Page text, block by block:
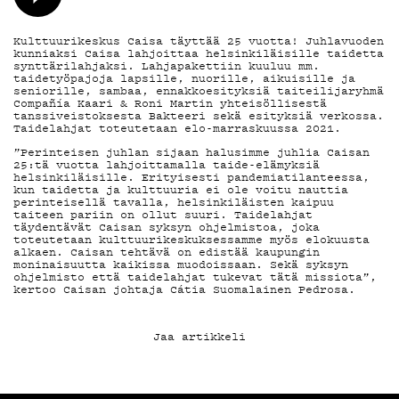
TIETOSUOJA
KIRJAUDU SISÄÄN
Kulttuurikeskus Caisa täyttää 25 vuotta! Juhlavuoden
kunniaksi Caisa lahjoittaa helsinkiläisille taidetta
synttärilahjaksi. Lahjapakettiin kuuluu mm.
taidetyöpajoja lapsille, nuorille, aikuisille ja
seniorille, sambaa, ennakkoesityksiä taiteilijaryhmä
Compañía Kaari & Roni Martin yhteisöllisestä
tanssiveistoksesta Bakteeri sekä esityksiä verkossa.
Taidelahjat toteutetaan elo-marraskuussa 2021.
”Perinteisen juhlan sijaan halusimme juhlia Caisan
25:tä vuotta lahjoittamalla taide-elämyksiä
helsinkiläisille. Erityisesti pandemiatilanteessa,
kun taidetta ja kulttuuria ei ole voitu nauttia
perinteisellä tavalla, helsinkiläisten kaipuu
taiteen pariin on ollut suuri. Taidelahjat
täydentävät Caisan syksyn ohjelmistoa, joka
toteutetaan kulttuurikeskuksessamme myös elokuusta
alkaen. Caisan tehtävä on edistää kaupungin
moninaisuutta kaikissa muodoissaan. Sekä syksyn
ohjelmisto että taidelahjat tukevat tätä missiota”,
kertoo Caisan johtaja Cátia Suomalainen Pedrosa.
Jaa artikkeli